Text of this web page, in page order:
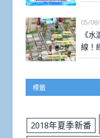
05/
《
線！
標籤
2018年夏季新番